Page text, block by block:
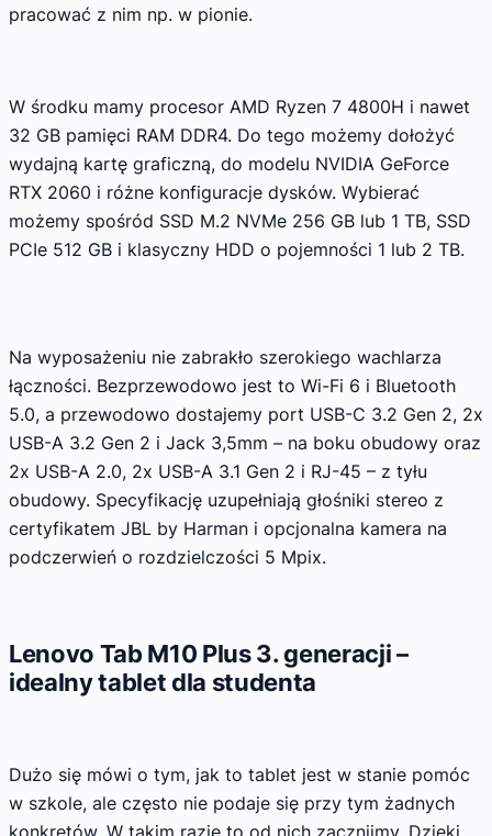
pracować z nim np. w pionie.
W środku mamy procesor AMD Ryzen 7 4800H i nawet
32 GB pamięci RAM DDR4. Do tego możemy dołożyć
wydajną kartę graficzną, do modelu NVIDIA GeForce
RTX 2060 i różne konfiguracje dysków. Wybierać
możemy spośród SSD M.2 NVMe 256 GB lub 1 TB, SSD
PCIe 512 GB i klasyczny HDD o pojemności 1 lub 2 TB.
Na wyposażeniu nie zabrakło szerokiego wachlarza
łączności. Bezprzewodowo jest to Wi-Fi 6 i Bluetooth
5.0, a przewodowo dostajemy port USB-C 3.2 Gen 2, 2x
USB-A 3.2 Gen 2 i Jack 3,5mm – na boku obudowy oraz
2x USB-A 2.0, 2x USB-A 3.1 Gen 2 i RJ-45 – z tyłu
obudowy. Specyfikację uzupełniają głośniki stereo z
certyfikatem JBL by Harman i opcjonalna kamera na
podczerwień o rozdzielczości 5 Mpix.
Lenovo Tab M10 Plus 3. generacji –
idealny tablet dla studenta
Dużo się mówi o tym, jak to tablet jest w stanie pomóc
w szkole, ale często nie podaje się przy tym żadnych